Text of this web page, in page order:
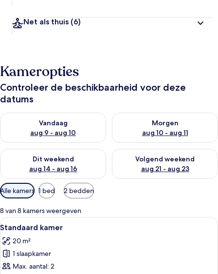
Net als thuis (6)
Kameropties
Controleer de beschikbaarheid voor deze
datums
Vandaag
aug 9 - aug 10
De beschikbaarheid controleren voor vanavond aug 9 - aug
Morgen
aug 10 - aug 11
De beschikbaarheid
Dit weekend
aug 14 - aug 16
De beschikbaarheid controleren voor dit weekend aug 14 -
Volgend weekend
aug 21 - aug 23
De beschikbaarheid
Beschikbare
filters
voor
kamers
Alle kamers 1 bed 2 bedden
8 van 8 kamers weergeven
Alle
foto's
voor
Standaard
kamer
Een hotelkamer met twee bedden,
7
Standaard kamer
20 m²
1 slaapkamer
Max. aantal: 2